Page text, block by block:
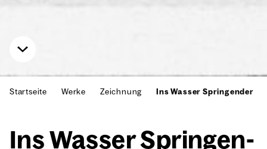
Startseite Werke Zeichnung Ins Wasser Springender
Ins Was­ser Sprin­gen­